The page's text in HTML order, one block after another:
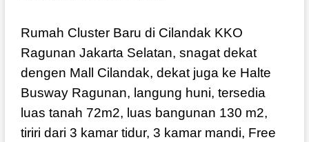
Rumah Cluster Baru di Cilandak KKO
Ragunan Jakarta Selatan, snagat dekat
dengen Mall Cilandak, dekat juga ke Halte
Busway Ragunan, langung huni, tersedia
luas tanah 72m2, luas bangunan 130 m2,
tiriri dari 3 kamar tidur, 3 kamar mandi, Free